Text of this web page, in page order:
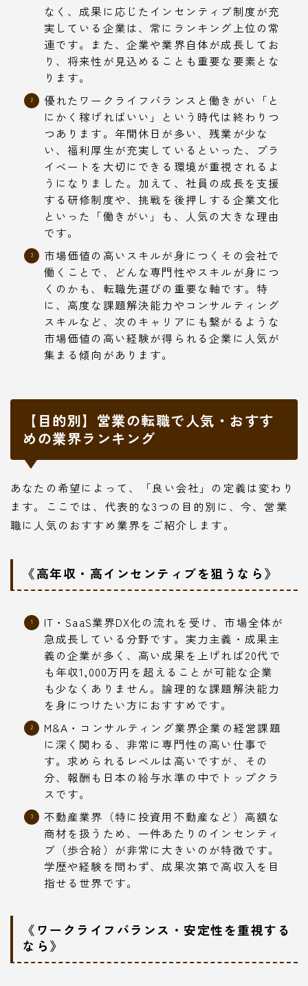
なく、成果に応じたインセンティブ制度が充
実している企業は、常にランキング上位の常
連です。また、企業や業界自体が成長してお
り、将来性が見込めることも重要な要素とな
ります。
優れたワークライフバランスと働きがい「と
にかく稼げればいい」という時代は終わりつ
つあります。年間休日が多い、残業が少な
い、福利厚生が充実しているといった、プラ
イベートを大切にできる環境が重視されるよ
うになりました。加えて、社員の成長を支援
する研修制度や、挑戦を後押しする企業文化
といった「働きがい」も、人気の大きな理由
です。
市場価値の高いスキルが身につくその会社で
働くことで、どんな専門性やスキルが身につ
くのかも、転職先選びの重要な軸です。特
に、高度な課題解決能力やコンサルティング
スキルなど、次のキャリアにも繋がるような
市場価値の高い経験が得られる企業に人気が
集まる傾向があります。
【目的別】営業の転職で人気・おすす
めの業界ランキング
あなたの希望によって、「良い会社」の定義は変わり
ます。ここでは、代表的な3つの目的別に、今、営業
職に人気のおすすめ業界をご紹介します。
《高年収・高インセンティブを狙うなら》
IT・SaaS業界DX化の流れを受け、市場全体が
急成長している分野です。実力主義・成果主
義の企業が多く、高い成果を上げれば20代で
も年収1,000万円を超えることが可能な企業
も少なくありません。論理的な課題解決能力
を身につけたい方におすすめです。
M&A・コンサルティング業界企業の経営課題
に深く関わる、非常に専門性の高い仕事で
す。求められるレベルは高いですが、その
分、報酬も日本の給与水準の中でトップクラ
スです。
不動産業界（特に投資用不動産など）高額な
商材を扱うため、一件あたりのインセンティ
ブ（歩合給）が非常に大きいのが特徴です。
学歴や経験を問わず、成果次第で高収入を目
指せる世界です。
《ワークライフバランス・安定性を重視する
なら》